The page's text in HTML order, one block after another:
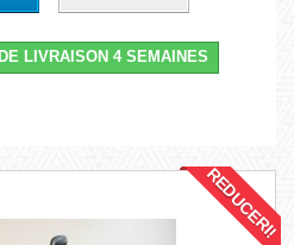
LIVRAISON 4 SEMAINES
REDUCERI!